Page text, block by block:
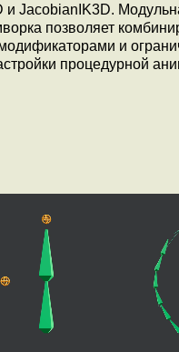
и JacobianIK3D.
позволяет
и
процедурной